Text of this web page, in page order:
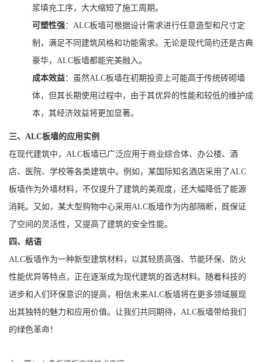
浆填充工序，大大缩短了施工周期。
可塑性强：ALC板墙可根据设计需求进行任意造型和尺寸定
制，满足不同建筑风格和功能需求。无论是现代简约还是古典
豪华，ALC板墙都能完美融入。
成本效益：虽然ALC板墙在初期投资上可能高于传统砖砌墙
体，但其长期使用过程中，由于其优异的性能和较低的维护成
本，其经济效益将更加显著。
三、ALC板墙的应用实例
在现代建筑中，ALC板墙已广泛应用于商业综合体、办公楼、酒
店、医院、学校等各类建筑中。例如，某国际知名酒店采用了ALC
板墙作为外墙材料，不仅提升了建筑的美观度，还大幅降低了能源
消耗。又如，某大型购物中心采用ALC板墙作为内部隔断，既保证
了空间的灵活性，又提高了建筑的安全性能。
四、结语
ALC板墙作为一种新型建筑材料，以其轻质高强、节能环保、防火
性能优异等特点，正在逐渐成为现代建筑的首选材料。随着科技的
进步和人们环保意识的提高，相信未来ALC板墙将在更多领域展现
出其独特的魅力和应用价值。让我们共同期待，ALC板墙带给我们
的绿色革命！